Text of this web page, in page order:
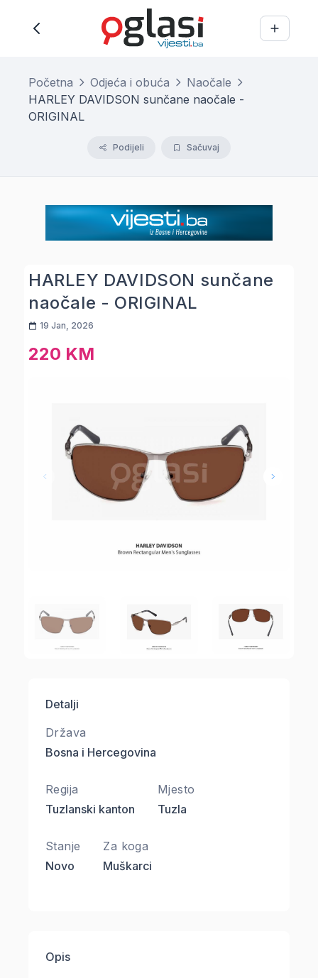
Početna Odjeća i obuća
Naočale
HARLEY DAVIDSON sunčane naočale -
ORIGINAL
Podijeli Sačuvaj
HARLEY DAVIDSON sunčane
naočale - ORIGINAL
19 Jan, 2026
220 KM
Detalji
Država
Bosna i Hercegovina
Regija
Tuzlanski kanton
Mjesto
Tuzla
Stanje
Novo
Za koga
Muškarci
Opis